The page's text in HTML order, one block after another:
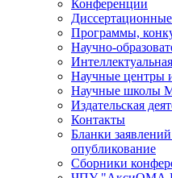
Конференции
Программы,
Научно-
Научные центры
Научные
Издательская
Контакты
Бланки
опубликование
Сборники